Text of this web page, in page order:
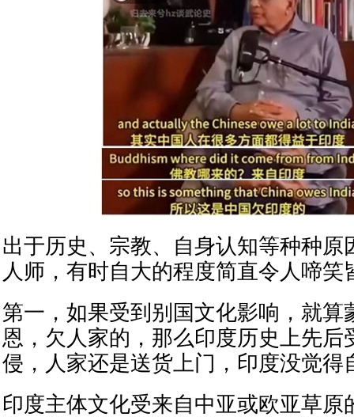
出于历史、宗教、自身认知等种种原
人师，有时自大的程度简直令人啼笑
第一，如果受到别国文化影响，就算
恩，欠人家的，那么印度历史上先后
侵，人家还是送货上门，印度没觉得
印度主体文化受来自中亚或欧亚草原